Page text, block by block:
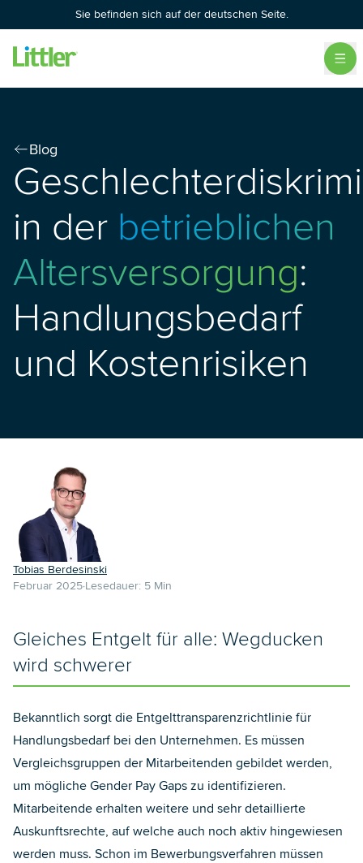
Sie befinden sich auf der deutschen Seite.
Blog
in der betrieblichen
Altersversorgung:
Handlungsbedarf
und Kostenrisiken
Tobias Berdesinski
Februar 2025 Lesedauer: 5 Min
Gleiches Entgelt für alle: Wegducken
wird schwerer
Bekanntlich sorgt die Entgelttransparenzrichtlinie für
Handlungsbedarf bei den Unternehmen. Es müssen
Vergleichsgruppen der Mitarbeitenden gebildet werden,
um mögliche Gender Pay Gaps zu identifizieren.
Mitarbeitende erhalten weitere und sehr detaillierte
Auskunftsrechte, auf welche auch noch aktiv hingewiesen
werden muss. Schon im Bewerbungsverfahren müssen